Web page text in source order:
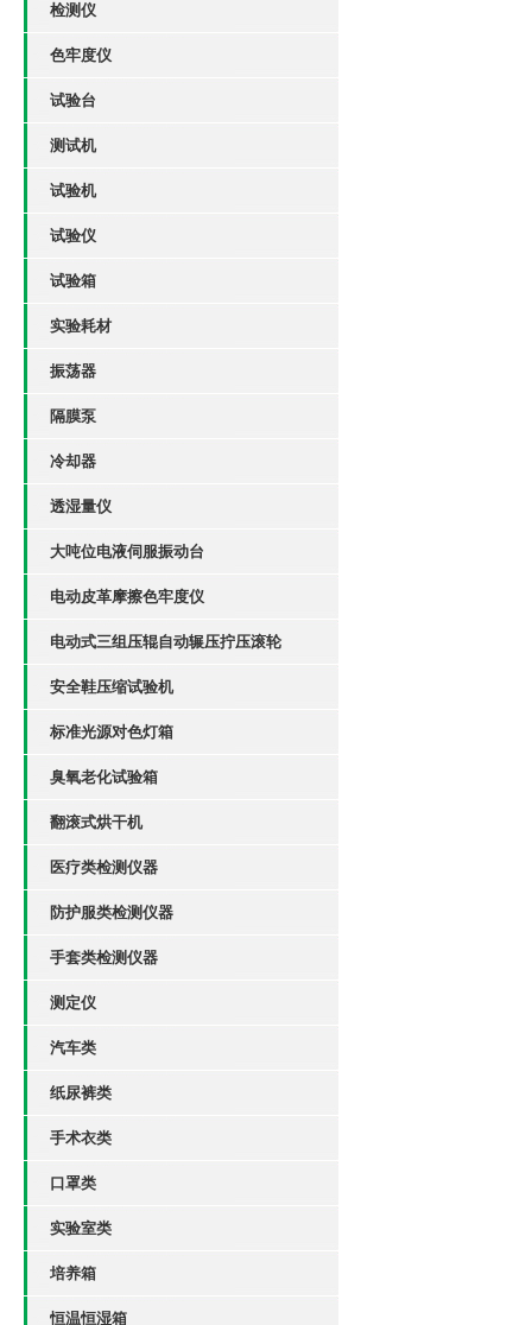
检测仪
色牢度仪
试验台
测试机
试验机
试验仪
试验箱
实验耗材
振荡器
隔膜泵
冷却器
透湿量仪
大吨位电液伺服振动台
电动皮革摩擦色牢度仪
电动式三组压辊自动辗压拧压滚轮
安全鞋压缩试验机
标准光源对色灯箱
臭氧老化试验箱
翻滚式烘干机
医疗类检测仪器
防护服类检测仪器
手套类检测仪器
测定仪
汽车类
纸尿裤类
手术衣类
口罩类
实验室类
培养箱
恒温恒湿箱